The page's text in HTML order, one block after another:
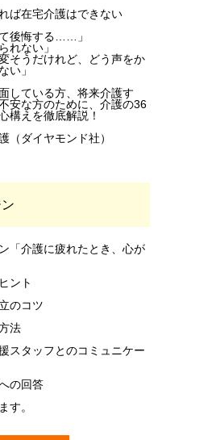
ば在宅介護はできない
後悔する……」
れない」
そうだけれど、どう声をか
い」
している方、将来介護す
安な方のために、介護の36
構えを徹底解説！
（ダイヤモンド社）
「介護に疲れたとき、心が
ント
のコツ
法
スタッフとのコミュニケー
の回答
す。